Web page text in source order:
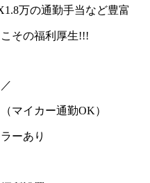
万の通勤手当など豊富
その福利厚生!!!
マイカー通勤OK）
ーあり